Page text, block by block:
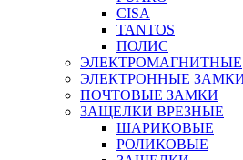
CISA
TANTOS
ПОЛИС
ЭЛЕКТРОМАГНИТНЫЕ
ЭЛЕКТРОННЫЕ
ПОЧТОВЫЕ ЗАМКИ
ЗАЩЕЛКИ ВРЕЗНЫЕ
ШАРИКОВЫЕ
РОЛИКОВЫЕ